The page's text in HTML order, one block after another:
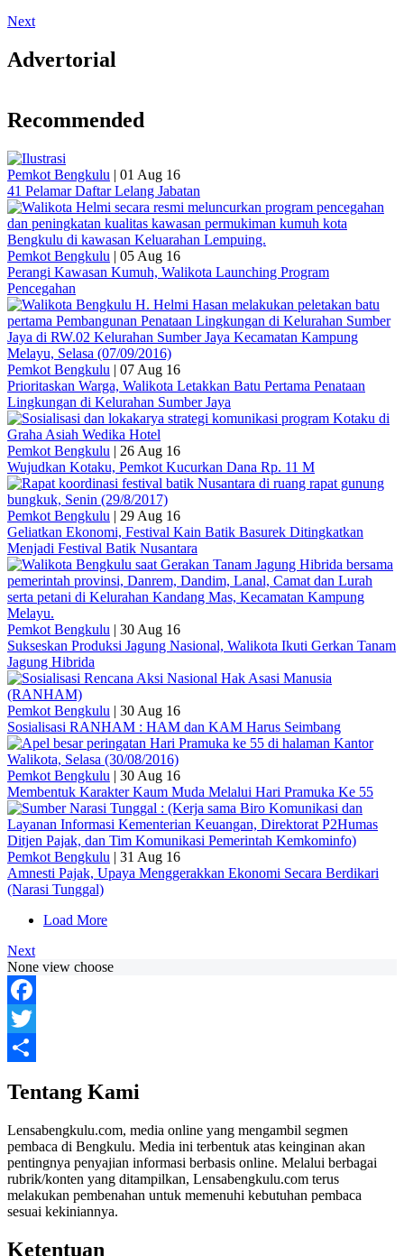
Next
Advertorial
Recommended
Pemkot Bengkulu | 01 Aug 16
41 Pelamar Daftar Lelang Jabatan
Pemkot Bengkulu | 05 Aug 16
Perangi Kawasan Kumuh, Walikota Launching Program
Pencegahan
Pemkot Bengkulu | 07 Aug 16
Prioritaskan Warga, Walikota Letakkan Batu Pertama Penataan
Lingkungan di Kelurahan Sumber Jaya
Pemkot Bengkulu | 26 Aug 16
Wujudkan Kotaku, Pemkot Kucurkan Dana Rp. 11 M
Pemkot Bengkulu | 29 Aug 16
Geliatkan Ekonomi, Festival Kain Batik Basurek Ditingkatkan
Menjadi Festival Batik Nusantara
Pemkot Bengkulu | 30 Aug 16
Sukseskan Produksi Jagung Nasional, Walikota Ikuti Gerkan Tanam
Jagung Hibrida
Pemkot Bengkulu | 30 Aug 16
Sosialisasi RANHAM : HAM dan KAM Harus Seimbang
Pemkot Bengkulu | 30 Aug 16
Membentuk Karakter Kaum Muda Melalui Hari Pramuka Ke 55
Pemkot Bengkulu | 31 Aug 16
Amnesti Pajak, Upaya Menggerakkan Ekonomi Secara Berdikari
(Narasi Tunggal)
Load More
Next
None view choose
Facebook
Twitter
Tentang Kami
Lensabengkulu.com, media online yang mengambil segmen
pembaca di Bengkulu. Media ini terbentuk atas keinginan akan
pentingnya penyajian informasi berbasis online. Melalui berbagai
rubrik/konten yang ditampilkan, Lensabengkulu.com terus
melakukan pembenahan untuk memenuhi kebutuhan pembaca
sesuai kekiniannya.
Ketentuan